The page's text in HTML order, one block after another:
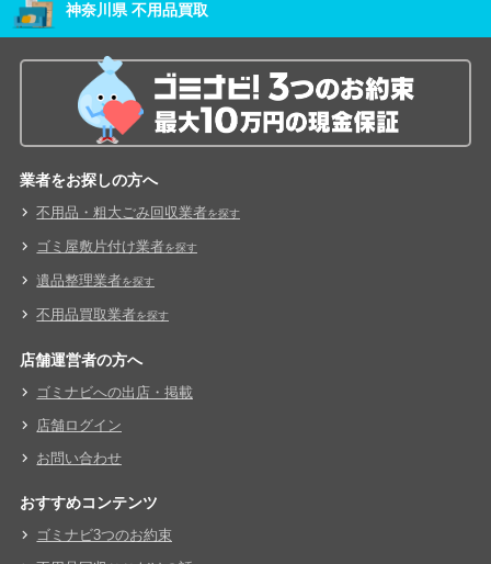
神奈川県 不用品買取
業者をお探しの方へ
不用品・粗大ごみ回収業者を探す
ゴミ屋敷片付け業者を探す
遺品整理業者を探す
不用品買取業者を探す
店舗運営者の方へ
ゴミナビへの出店・掲載
店舗ログイン
お問い合わせ
おすすめコンテンツ
ゴミナビ3つのお約束